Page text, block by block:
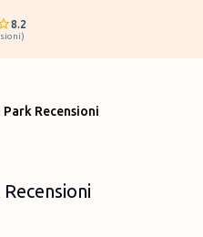
8.2
)
Park Recensioni